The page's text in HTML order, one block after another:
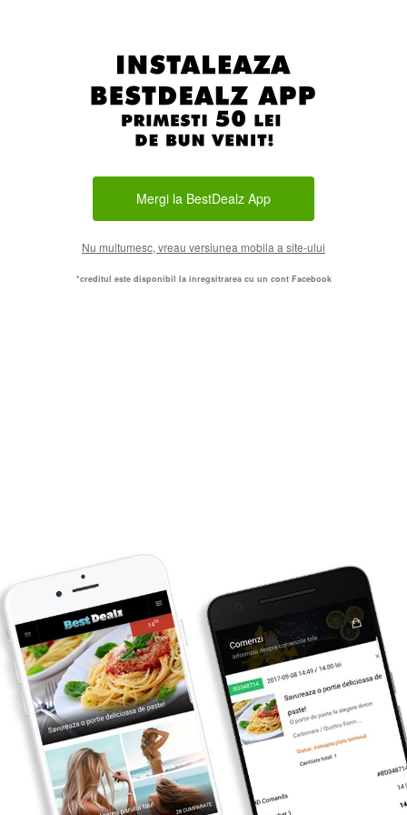
Mergi la BestDealz App
Nu multumesc, vreau versiunea mobila a site-ului
*creditul este disponibil la inregsitrarea cu un cont Facebook
Primesti inapoi 4
CUMPARA